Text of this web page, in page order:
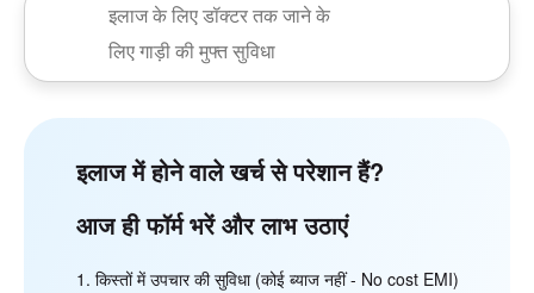
इलाज के लिए डॉक्टर तक जाने के
लिए गाड़ी की मुफ्त सुविधा
इलाज में होने वाले खर्च से परेशान हैं?
आज ही फॉर्म भरें और लाभ उठाएं
किस्तों में उपचार की सुविधा (कोई ब्याज नहीं - No cost EMI)